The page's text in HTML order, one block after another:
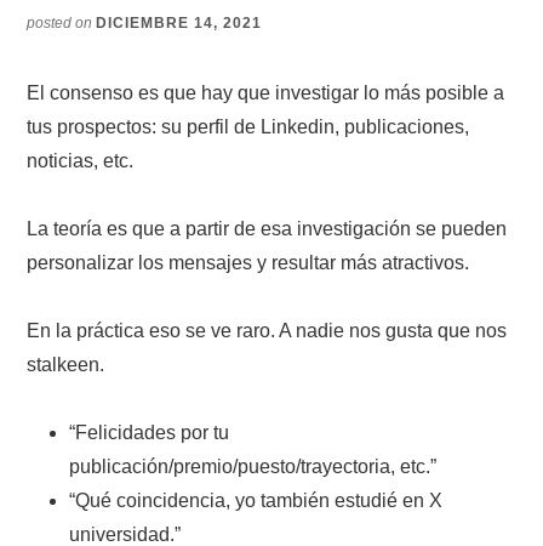
posted on DICIEMBRE 14, 2021
El consenso es que hay que investigar lo más posible a
tus prospectos: su perfil de Linkedin, publicaciones,
noticias, etc.
La teoría es que a partir de esa investigación se pueden
personalizar los mensajes y resultar más atractivos.
En la práctica eso se ve raro. A nadie nos gusta que nos
stalkeen.
“Felicidades por tu
publicación/premio/puesto/trayectoria, etc.”
“Qué coincidencia, yo también estudié en X
universidad.”